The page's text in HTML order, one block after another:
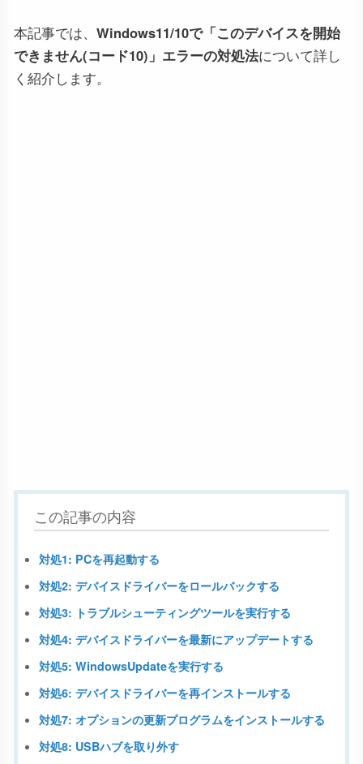
本記事では、 Windows11/10で「このデバイスを開始
できません(コード10)」エラーの対処法について詳し
く紹介します。
この記事の内容
対処1: PCを再起動する
対処2: デバイスドライバーをロールバックする
対処3: トラブルシューティングツールを実行する
対処4: デバイスドライバーを最新にアップデートする
対処5: WindowsUpdateを実行する
対処6: デバイスドライバーを再インストールする
対処7: オプションの更新プログラムをインストールする
対処8: USBハブを取り外す